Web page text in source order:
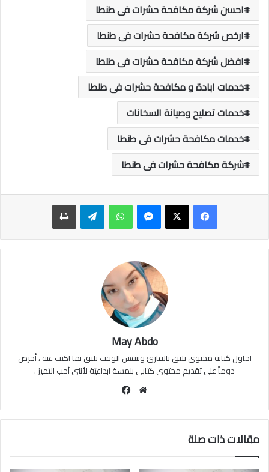
احسن شركة مكافحة حشرات فى طنطا
ارخص شركة مكافحة حشرات فى طنطا
افضل شركة مكافحة حشرات فى طنطا
خدمات ابادة و مكافحة حشرات فى طنطا
خدمات تصليح وصيانة السخانات
خدمات مكافحة حشرات فى طنطا
شركة مكافحة حشرات فى طنطا
ماسنجر واتساب تيلقرام طباعة
May Abdo
احاول كتابة محتوى يليق بالقارئ وبنفس الوقت يليق بما اكتب عنه ، أحرص
دوماً على تقديم محتوى كتابي بلمسة ابداعيّة لأنني أحب التميز .
موقع
مقالات ذات صلة